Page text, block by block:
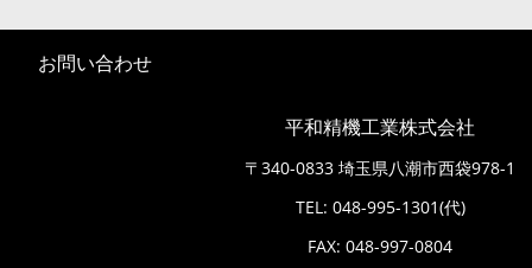
お問い合わせ
平和精機工業株式会社
〒340-0833 埼玉県八潮市西袋978-1
TEL: 048-995-1301(代)
FAX: 048-997-0804